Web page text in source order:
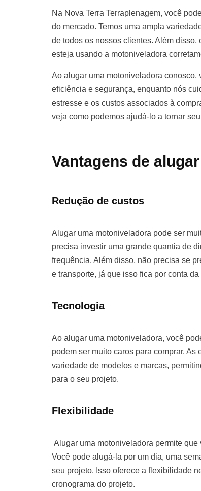
Na Nova Terra Terraplenagem, você
do mercado. Temos uma ampla
de todos os nossos clientes. Além
esteja usando a motoniveladora
Ao alugar uma motoniveladora
eficiência e segurança, enquanto nós
estresse e os custos associados à
veja como podemos ajudá-lo a tornar
Vantagens de
Redução de custos
Alugar uma motoniveladora pode ser
precisa investir uma grande quantia de
frequência. Além disso, não precisa se
e transporte, já que isso fica por conta
Tecnologia
Ao alugar uma motoniveladora, você
podem ser muito caros para comprar.
variedade de modelos e marcas,
para o seu projeto.
Flexibilidade
Alugar uma motoniveladora permite
Você pode alugá-la por um dia, uma
seu projeto. Isso oferece a flexibilidade
cronograma do projeto.